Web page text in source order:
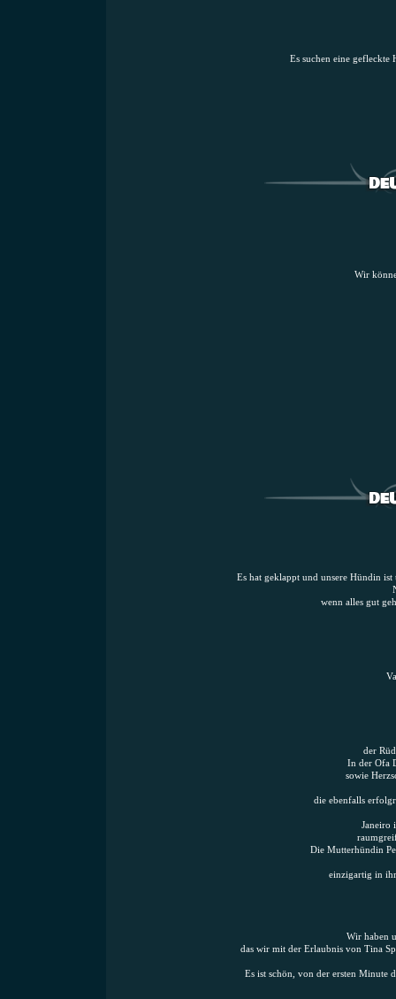
Es suchen eine gefleckte
Wir
Es hat geklappt und unsere Hündin
wenn alles gut
der
In der Ofa
sowie
die ebenfalls
Janeiro
Die Mutterhündin
einzigartig in
Wir haben
das wir mit der Erlaubnis von Tina
Es ist schön, von der ersten Minute